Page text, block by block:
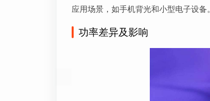
应用场景，如手机背光和小型电子设备。
功率差异及影响